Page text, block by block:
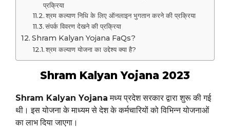
प्रक्रिया
श्रम कल्याण निधि के लिए ऑनलाइन भुगतान करने की प्रक्रिया
संपर्क विवरण देखने की प्रक्रिया
Shram Kalyan Yojana FaQs?
श्रम कल्याण योजना का उद्देश्य क्या है?
Shram Kalyan Yojana 2023
Shram Kalyan Yojana मध्य प्रदेश सरकार द्वारा शुरू की गई
थी। इस योजना के माध्यम से देश के कर्मचारियों को विभिन्न योजनाओं
का लाभ दिया जाएगा।